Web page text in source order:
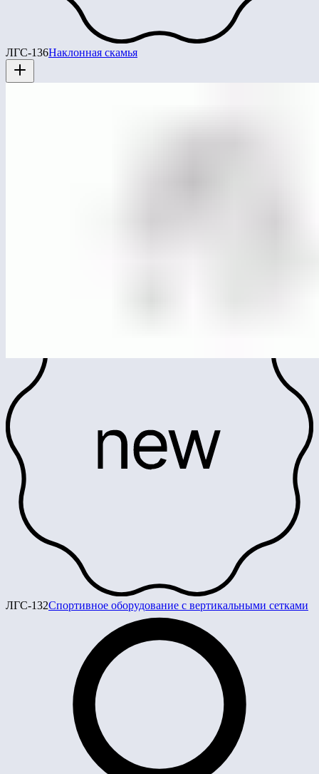
ЛГС-136Наклонная скамья
ЛГС-132Спортивное оборудование с вертикальными сетками